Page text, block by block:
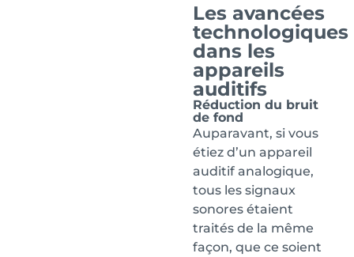
Les avancées
technologiques
dans les
appareils
auditifs
Réduction du bruit
de fond
Auparavant, si vous
étiez d’un appareil
auditif analogique,
tous les signaux
sonores étaient
traités de la même
façon, que ce soient